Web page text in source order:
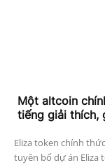
Một altcoin
tiếng giải thích,
Eliza token chính
tuyên bố dự án Eliza